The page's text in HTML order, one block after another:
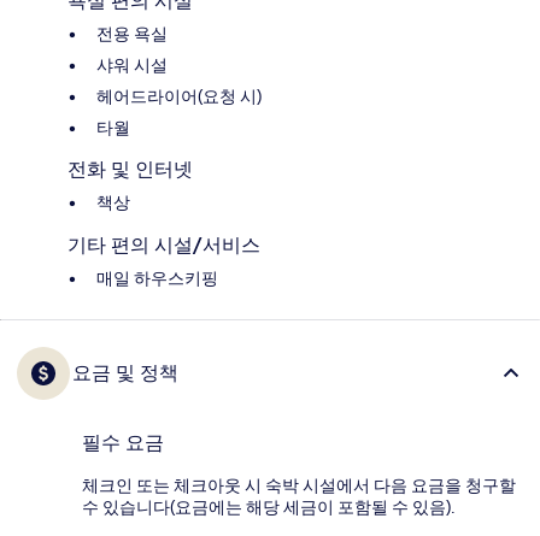
전용 욕실
샤워 시설
헤어드라이어(요청 시)
타월
전화 및 인터넷
책상
기타 편의 시설/서비스
매일 하우스키핑
요금 및 정책
필수 요금
체크인 또는 체크아웃 시 숙박 시설에서 다음 요금을 청구할
수 있습니다(요금에는 해당 세금이 포함될 수 있음).